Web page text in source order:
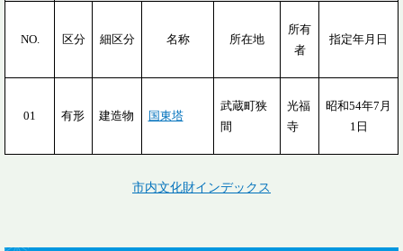
NO. 区分 細区分 名称 所在地
所有
者
指定年月日
01 有形 建造物 国東塔
武蔵町狭
間
光福
寺
昭和54年7月
1日
市内文化財インデックス